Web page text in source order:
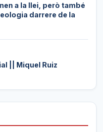
a la llei, però també
darrere de la
|| Miquel Ruiz